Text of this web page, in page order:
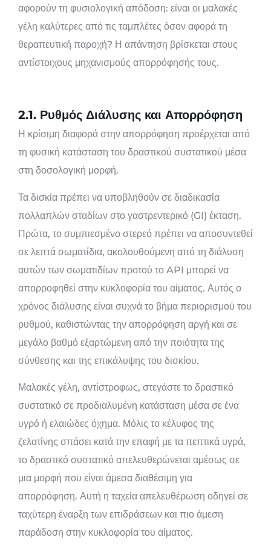
αφορούν τη φυσιολογική απόδοση: είναι οι μαλακές
γέλη καλύτερες από τις ταμπλέτες όσον αφορά τη
θεραπευτική παροχή? Η απάντηση βρίσκεται στους
αντίστοιχους μηχανισμούς απορρόφησής τους.
2.1. Ρυθμός Διάλυσης και Απορρόφηση
Η κρίσιμη διαφορά στην απορρόφηση προέρχεται από
τη φυσική κατάσταση του δραστικού συστατικού μέσα
στη δοσολογική μορφή.
Τα δισκία πρέπει να υποβληθούν σε διαδικασία
πολλαπλών σταδίων στο γαστρεντερικό (GI) έκταση.
Πρώτα, το συμπιεσμένο στερεό πρέπει να αποσυντεθεί
σε λεπτά σωματίδια, ακολουθούμενη από τη διάλυση
αυτών των σωματιδίων προτού το API μπορεί να
απορροφηθεί στην κυκλοφορία του αίματος. Αυτός ο
χρόνος διάλυσης είναι συχνά το βήμα περιορισμού του
ρυθμού, καθιστώντας την απορρόφηση αργή και σε
μεγάλο βαθμό εξαρτώμενη από την ποιότητα της
σύνθεσης και της επικάλυψης του δισκίου.
Μαλακές γέλη, αντίστροφως, στεγάστε το δραστικό
συστατικό σε προδιαλυμένη κατάσταση μέσα σε ένα
υγρό ή ελαιώδες όχημα. Μόλις το κέλυφος της
ζελατίνης σπάσει κατά την επαφή με τα πεπτικά υγρά,
το δραστικό συστατικό απελευθερώνεται αμέσως σε
μια μορφή που είναι άμεσα διαθέσιμη για
απορρόφηση. Αυτή η ταχεία απελευθέρωση οδηγεί σε
ταχύτερη έναρξη των επιδράσεων και πιο άμεση
παράδοση στην κυκλοφορία του αίματος.